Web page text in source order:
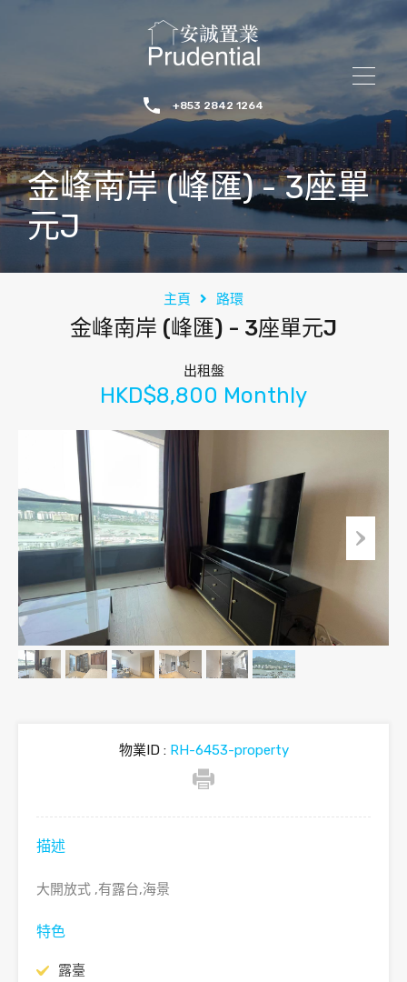
+853 2842 1264
金峰南岸 (峰匯) - 3座單
元J
主頁 路環
金峰南岸 (峰匯) - 3座單元J
出租盤
HKD$8,800 Monthly
物業ID :RH-6453-property
描述
大開放式 ,有露台,海景
特色
露臺